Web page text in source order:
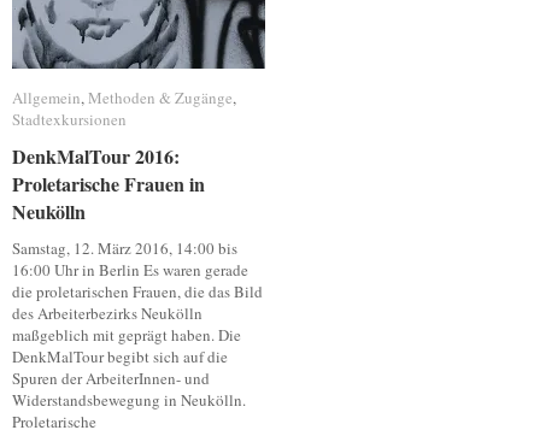
Allgemein,Methoden & Zugänge,
Stadtexkursionen
DenkMalTour 2016:
Proletarische Frauen in
Neukölln
Samstag, 12. März 2016, 14:00 bis
16:00 Uhr in Berlin Es waren gerade
die proletarischen Frauen, die das Bild
des Arbeiterbezirks Neukölln
maßgeblich mit geprägt haben. Die
DenkMalTour begibt sich auf die
Spuren der ArbeiterInnen- und
Widerstandsbewegung in Neukölln.
Proletarische
Allgemein Methoden & Zugänge
Stadtexkursionen
DenkMalTour 2016:
Proletarische Frauen in
Neukölln